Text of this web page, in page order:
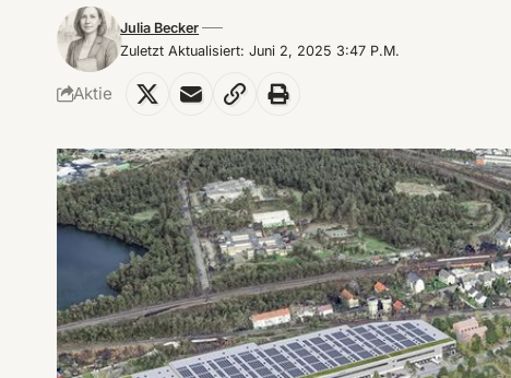
Zuletzt Aktualisiert: Juni 2, 2025 3:47 P.m.
Julia Becker
Aktie